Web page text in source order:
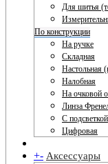
Для шитья
По конструкции
На ручке
Складная
Настольная
Налобная
На очковой
Линза
С подсветкой
Цифровая
+- Аксессуары